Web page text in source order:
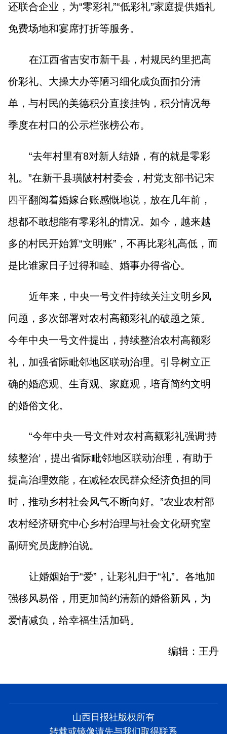
还联合企业，为“零彩礼”“低彩礼”家庭提供婚礼
免费场地和宴席打折等服务。
在江西省吉安市新干县，村规民约里把高
价彩礼、大操大办等陋习细化成负面扣分清
单，与村民的美德积分直接挂钩，积分情况每
季度在村口的公示栏张榜公布。
“去年村里有8对新人结婚，有的就是零彩
礼。”在新干县璜陂村村委会，村党支部书记宋
四平翻阅着婚嫁台账感慨地说，放在几年前，
想都不敢想能有零彩礼的情况。如今，越来越
多的村民开始算“文明账”，不再比彩礼高低，而
是比谁家日子过得和睦、婚事办得省心。
近年来，中央一号文件持续关注文明乡风
问题，多次部署对农村高额彩礼的破题之策。
今年中央一号文件提出，持续整治农村高额彩
礼，加强省际毗邻地区联动治理。引导树立正
确的婚恋观、生育观、家庭观，培育简约文明
的婚俗文化。
“今年中央一号文件对农村高额彩礼强调‘持
续整治’，提出省际毗邻地区联动治理，有助于
提高治理效能，在减轻农民群众经济负担的同
时，推动乡村社会风气不断向好。”农业农村部
农村经济研究中心乡村治理与社会文化研究室
副研究员庞静泊说。
让婚姻始于“爱”，让彩礼归于“礼”。各地加
强移风易俗，用更加简约清新的婚俗新风，为
爱情减负，给幸福生活加码。
编辑：王丹
山西日报社版权所有
转载或镜像请先与我们取得联系